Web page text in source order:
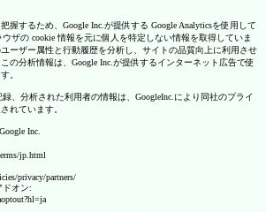
握するため、Google Inc.が提供する Google Analyticsを使用して
ウザの cookie 情報を元に個人を特定しない情報を取得していま
ーザー属性と行動履歴を分析し、サイトの品質向上に利用させ
の分析情報は、Google Inc.が提供するインターネット広告で使
。
、分析された利用者の情報は、GoogleInc.により同社のプライ
れています。
Inc.
jp.html
privacy/partners/
ドオン: